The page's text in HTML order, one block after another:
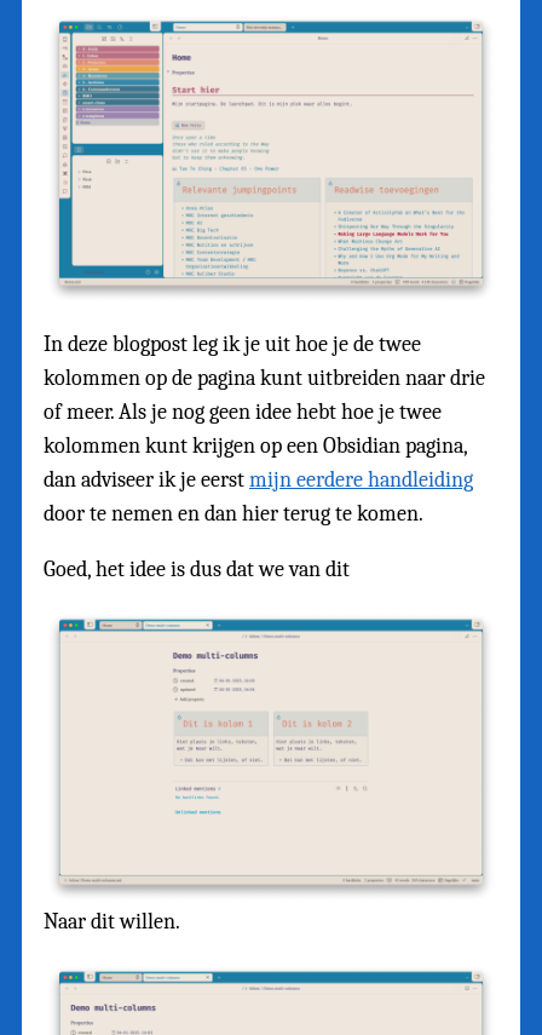
In deze blogpost leg ik je uit hoe je de twee
kolommen op de pagina kunt uitbreiden naar drie
of meer. Als je nog geen idee hebt hoe je twee
kolommen kunt krijgen op een Obsidian pagina,
dan adviseer ik je eerstmijn eerdere handleiding
door te nemen en dan hier terug te komen.
Goed, het idee is dus dat we van dit
Naar dit willen.